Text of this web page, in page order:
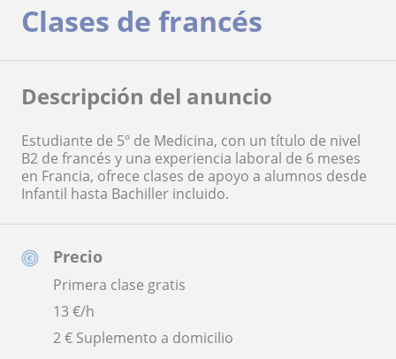
Precio
Primera clase gratis
13 €/h
2 € Suplemento a domicilio
Clases de francés
Descripción del anuncio
Estudiante de 5º de Medicina, con un título de nivel
B2 de francés y una experiencia laboral de 6 meses
en Francia, ofrece clases de apoyo a alumnos desde
Infantil hasta Bachiller incluido.